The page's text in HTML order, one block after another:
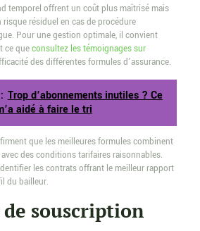
temporel offrent un coût plus maîtrisé mais
résiduel en cas de procédure
Pour une gestion optimale, il convient
ce queconsultez les témoignages sur
des différentes formules d’assurance.
Trop d’abonnements inutiles ? Ce
aidé à faire le tri
que les meilleures formules combinent
des conditions tarifaires raisonnables.
les contrats offrant le meilleur rapport
du bailleur.
de souscription